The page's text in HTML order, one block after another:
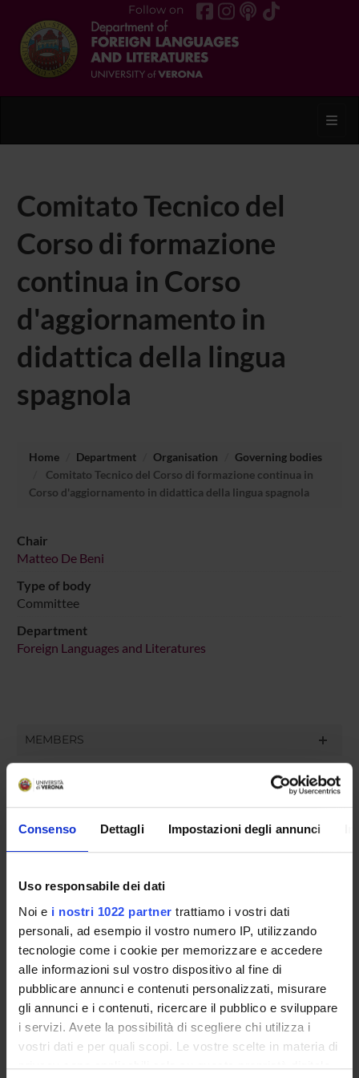
Consenso Dettagli Impostazioni degli annunci
Uso responsabile dei dati
Noi e i nostri 1022 partner trattiamo i vostri dati
personali, ad esempio il vostro numero IP, utilizzando
tecnologie come i cookie per memorizzare e accedere
alle informazioni sul vostro dispositivo al fine di
pubblicare annunci e contenuti personalizzati, misurare
gli annunci e i contenuti, ricercare il pubblico e sviluppare
i servizi. Avete la possibilità di scegliere chi utilizza i
vostri dati e per quali scopi. Le vostre scelte in materia di
privacy sono applicabili solo su questa proprietà digitale
Follow on
Comitato Tecnico del
Corso di formazione
continua in Corso
d'aggiornamento in
didattica della lingua
spagnola
Home Department Organisation
Governing bodies
Comitato Tecnico del Corso di formazione continua in
Corso d'aggiornamento in didattica della lingua spagnola
Chair
Matteo De Beni
Type of body
Committee
Department
Foreign Languages and Literatures
MEMBERS
Dunia Hourani Martin
RECORDS AND DOCUMENTS
ORGANISATION
GOVERNANCE